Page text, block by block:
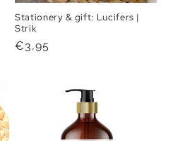
Stationery & gift: Lucifers |
Strik
Normale
€3,95